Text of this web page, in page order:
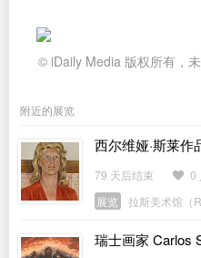
© iDaily Media 版权所有，未
附近的展览
西尔维娅·斯莱作
79 天后结束 0
展览
拉斯美术馆（
瑞士画家 Carlos